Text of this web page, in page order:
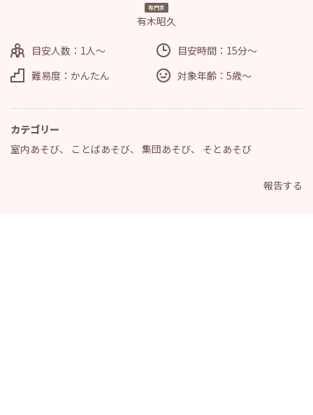
専門家
有木昭久
目安人数：1人～
目安時間：15分～
難易度：かんたん
対象年齢：5歳～
カテゴリー
室内あそび、 ことばあそび、 集団あそび、 そとあそび
報告する